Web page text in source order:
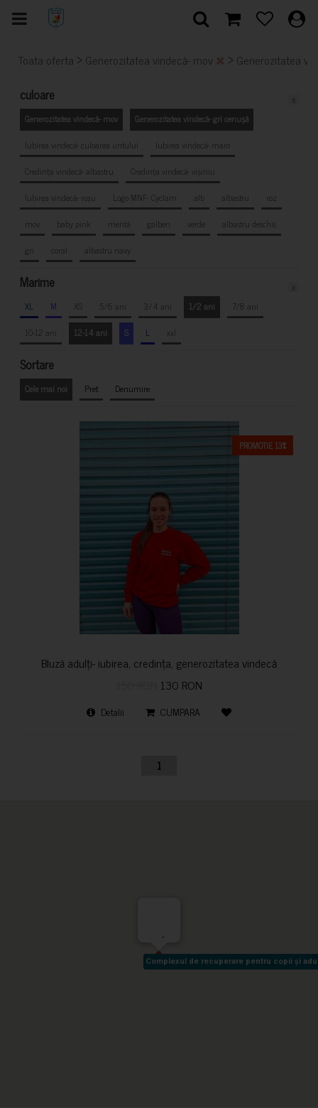
Toata oferta > Generozitatea vindecă- mov > Generozitatea
culoare
Generozitatea vindecă- mov
Generozitatea vindecă- gri cenușă
Iubirea vindecă- culoarea untului
Iubirea vindecă- maro
Credința vindecă- albastru
Credința vindecă- vișiniu
Iubirea vindecă- roșu
Logo MNF- Cyclam alb albastru
roz
mov
baby pink mentă galben verde
albastru deschis
gri
coral albastru navy
Marime
XL M XS 5/6 ani 3/4 ani 1/2 ani
7/8 ani
10-12 ani
12-14 ani S L xxl
Sortare
Cele mai noi Pret Denumire
PROMOTIE 13%
Bluză adulți- iubirea, credința, generozitatea vindecă
130 RON
Detalii CUMPARA
1
Complexul de recuperare pentru copii și
Complexul de recuperare pentru copii și
-